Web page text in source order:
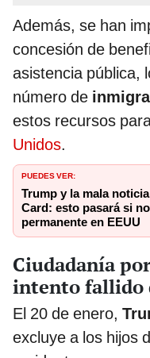
Además, se han
concesión de
asistencia pública,
número de
estos recursos
Unidos.
PUEDES VER:
Trump y la mala
Card: esto pasará si
permanente en EEUU
Ciudadanía
intento fallido
El 20 de enero,
excluye a los hijos